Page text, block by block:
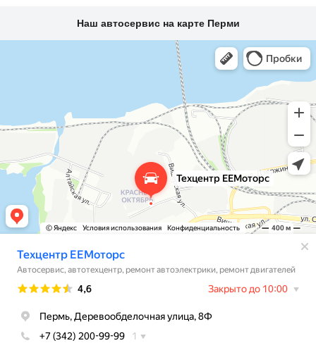
Наш автосервис на карте Перми